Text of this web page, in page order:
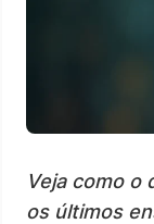
Veja como o
os últimos